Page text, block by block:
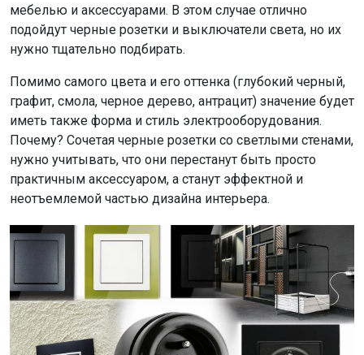
мебелью и аксессуарами. В этом случае отлично
подойдут черные розетки и выключатели света, но их
нужно тщательно подбирать.
Помимо самого цвета и его оттенка (глубокий черный,
графит, смола, черное дерево, антрацит) значение будет
иметь также форма и стиль электрооборудования.
Почему? Сочетая черные розетки со светлыми стенами,
нужно учитывать, что они перестанут быть просто
практичным аксессуаром, а станут эффектной и
неотъемлемой частью дизайна интерьера.